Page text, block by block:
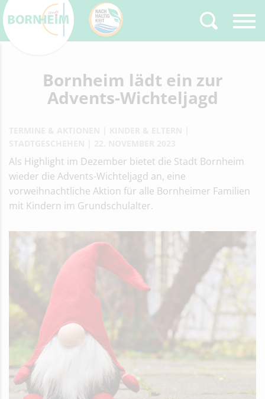
Zurück
Type 2 or more
characters for results.
Bornheim lädt ein zur
Advents-Wichteljagd
Als Highlight im Dezember bietet die Stadt Bornheim
wieder die Advents-Wichteljagd an, eine
vorweihnachtliche Aktion für alle Bornheimer Familien
mit Kindern im Grundschulalter.